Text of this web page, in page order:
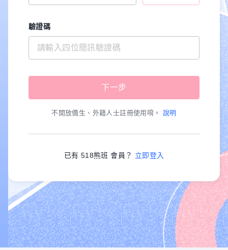
驗證碼
不開放僑生、外籍人士註冊使用唷。 說明
已有 518熊班 會員？ 立即登入